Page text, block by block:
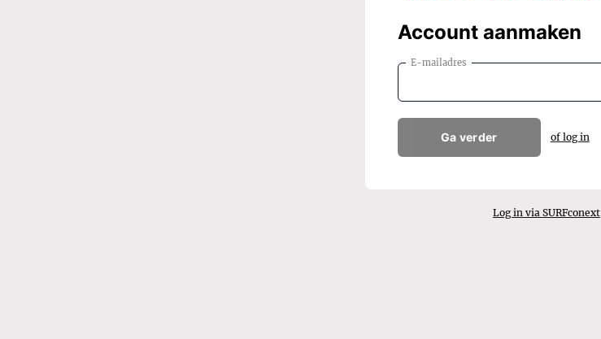
Account aanmaken
E-mailadres
Ga verder of log in
Log in via SURFconext